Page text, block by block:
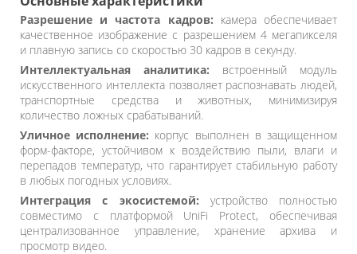
Разрешение и частота кадров: камера обеспечивает
качественное изображение с разрешением 4 мегапикселя
и плавную запись со скоростью 30 кадров в секунду.
Интеллектуальная аналитика: встроенный модуль
искусственного интеллекта позволяет распознавать людей,
транспортные средства и животных, минимизируя
количество ложных срабатываний.
Уличное исполнение: корпус выполнен в защищенном
форм-факторе, устойчивом к воздействию пыли, влаги и
перепадов температур, что гарантирует стабильную работу
в любых погодных условиях.
Интеграция с экосистемой: устройство полностью
совместимо с платформой UniFi Protect, обеспечивая
централизованное управление, хранение архива и
просмотр видео.